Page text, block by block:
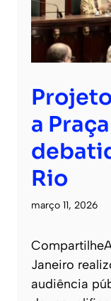
a
Rio
março 11, 2026
Janeiro
audiência